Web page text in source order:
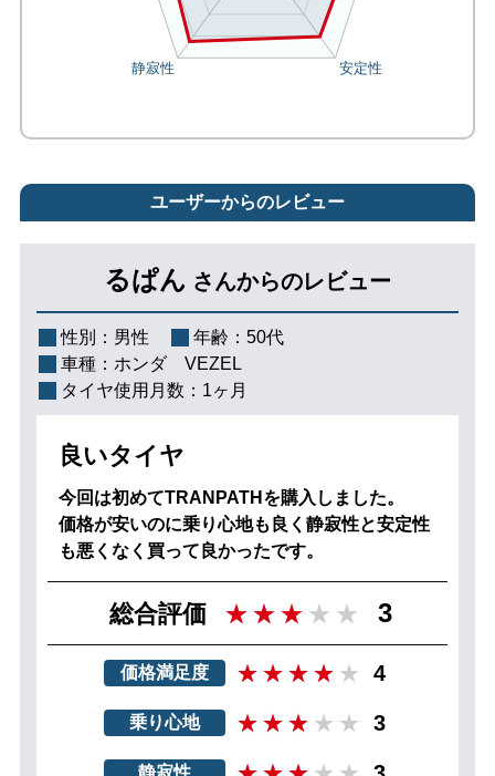
ユーザーからのレビュー
るぱん さんからのレビュー
性別： 男性 年齢： 50代
車種： ホンダ VEZEL
タイヤ使用月数： 1ヶ月
良いタイヤ
今回は初めてTRANPATHを購入しました。
価格が安いのに乗り心地も良く静寂性と安定性
も悪くなく買って良かったです。
総合評価 3
価格満足度 4
乗り心地 3
静寂性